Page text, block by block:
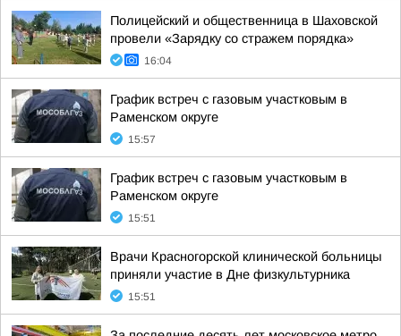
Полицейский и общественница в Шаховской
провели «Зарядку со стражем порядка»
16:04
График встреч с газовым участковым в
Раменском округе
15:57
График встреч с газовым участковым в
Раменском округе
15:51
Врачи Красногорской клинической больницы
приняли участие в Дне физкультурника
15:51